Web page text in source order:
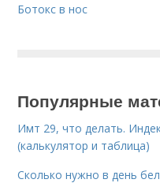
Ботокс в нос
Популярные
Имт 29, что делать.
(калькулятор и таблица)
Сколько нужно в день